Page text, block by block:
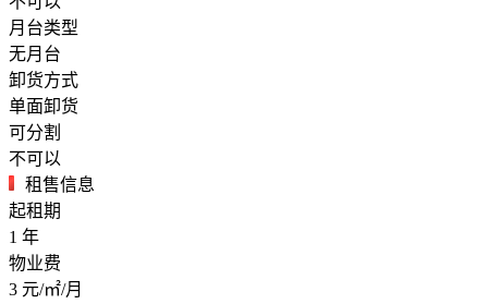
月台类型
无月台
卸货方式
单面卸货
可分割
不可以
租售信息
起租期
1 年
物业费
3 元/㎡/月